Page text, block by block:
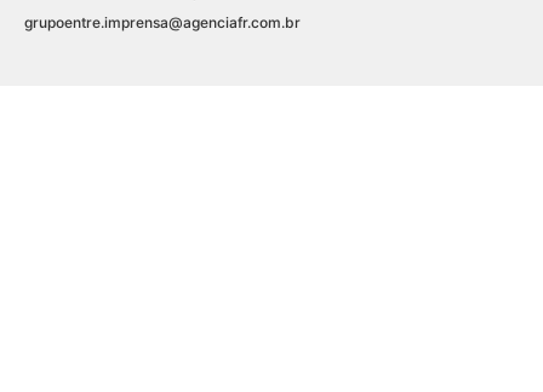
grupoentre.imprensa@agenciafr.com.br